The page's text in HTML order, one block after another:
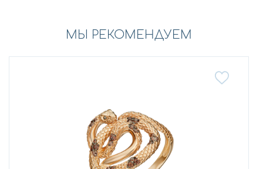
МЫ РЕКОМЕНДУЕМ